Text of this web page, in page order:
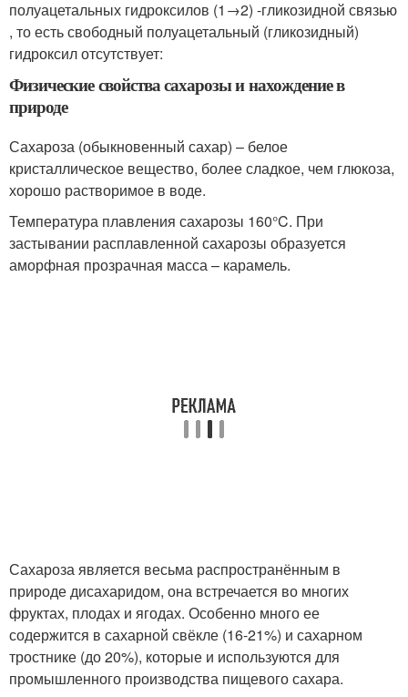
полуацетальных гидроксилов (1→2) -гликозидной связью
, то есть свободный полуацетальный (гликозидный)
гидроксил отсутствует:
Физические свойства сахарозы и нахождение в
природе
Сахароза (обыкновенный сахар) – белое
кристаллическое вещество, более сладкое, чем глюкоза,
хорошо растворимое в воде.
Температура плавления сахарозы 160°C. При
застывании расплавленной сахарозы образуется
аморфная прозрачная масса – карамель.
Сахароза является весьма распространённым в
природе дисахаридом, она встречается во многих
фруктах, плодах и ягодах. Особенно много ее
содержится в сахарной свёкле (16-21%) и сахарном
тростнике (до 20%), которые и используются для
промышленного производства пищевого сахара.